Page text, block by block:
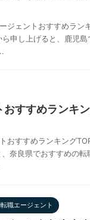
ジェントおすすめラン
申し上げると、鹿児
すすめランキ
おすすめランキング
奈良県でおすすめの
職エージェント